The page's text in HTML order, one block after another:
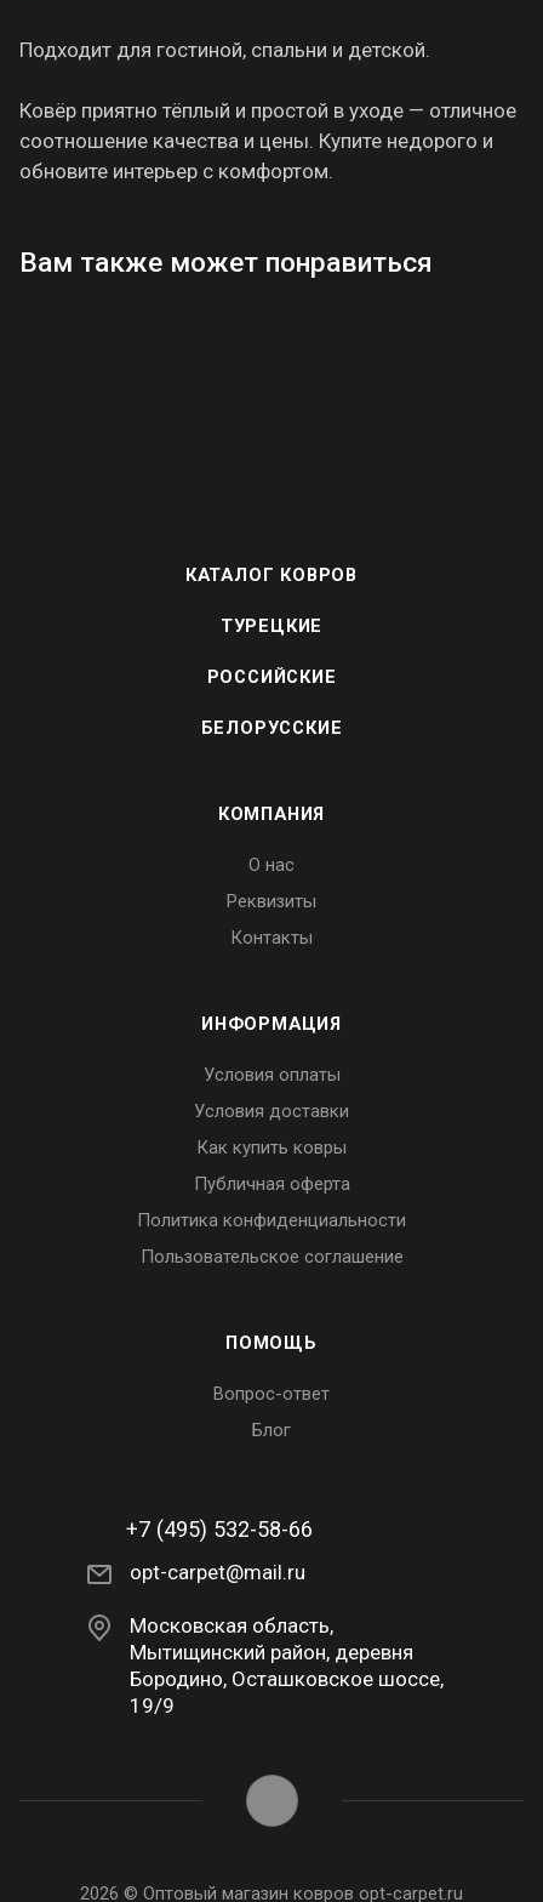
Подходит для гостиной, спальни и детской.
Ковёр приятно тёплый и простой в уходе — отличное
соотношение качества и цены. Купите недорого и
обновите интерьер с комфортом.
Вам также может понравиться
КАТАЛОГ КОВРОВ
ТУРЕЦКИЕ
РОССИЙСКИЕ
БЕЛОРУССКИЕ
КОМПАНИЯ
О нас
Реквизиты
Контакты
ИНФОРМАЦИЯ
Условия оплаты
Условия доставки
Как купить ковры
Публичная оферта
Политика конфиденциальности
Пользовательское соглашение
ПОМОЩЬ
Вопрос-ответ
Блог
+7 (495) 532-58-66
opt-carpet@mail.ru
Московская область,
Мытищинский район, деревня
Бородино, Осташковское шоссе,
19/9
2026 © Оптовый магазин ковров opt-carpet.ru